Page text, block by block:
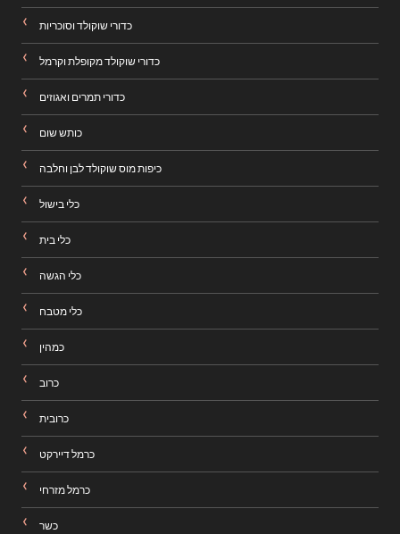
כדורי שוקולד וסוכריות
כדורי שוקולד מקופלת וקרמל
כדורי תמרים ואגוזים
כותש שום
כיפות מוס שוקולד לבן וחלבה
כלי בישול
כלי בית
כלי הגשה
כלי מטבח
כמהין
כרוב
כרובית
כרמל דיירקט
כרמל מזרחי
כשר